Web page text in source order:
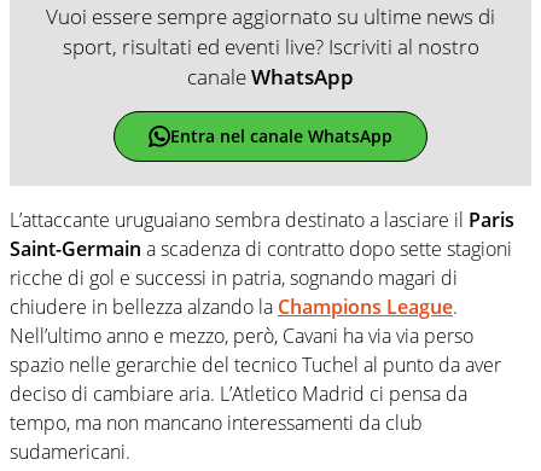
Vuoi essere sempre aggiornato su ultime news di
sport, risultati ed eventi live? Iscriviti al nostro
canaleWhatsApp
Entra nel canale WhatsApp
L’attaccante uruguaiano sembra destinato a lasciare il Paris
Saint-Germain a scadenza di contratto dopo sette stagioni
ricche di gol e successi in patria, sognando magari di
chiudere in bellezza alzando la Champions League.
Nell’ultimo anno e mezzo, però, Cavani ha via via perso
spazio nelle gerarchie del tecnico Tuchel al punto da aver
deciso di cambiare aria. L’Atletico Madrid ci pensa da
tempo, ma non mancano interessamenti da club
sudamericani.